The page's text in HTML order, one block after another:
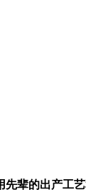
先辈的出产工